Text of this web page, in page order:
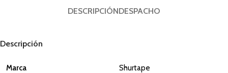
DESCRIPCIÓNDESPACHO
Descripción
Marca Shurtape